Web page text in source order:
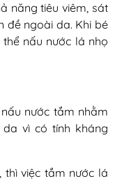
năng tiêu viêm, sát
đề ngoài da. Khi bé
nấu nước lá nhọ
nước tắm nhằm
vì có tính kháng
thì việc tắm nước lá